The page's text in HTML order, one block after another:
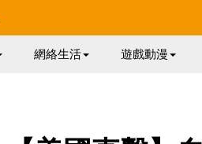
網絡生活 遊戲動漫